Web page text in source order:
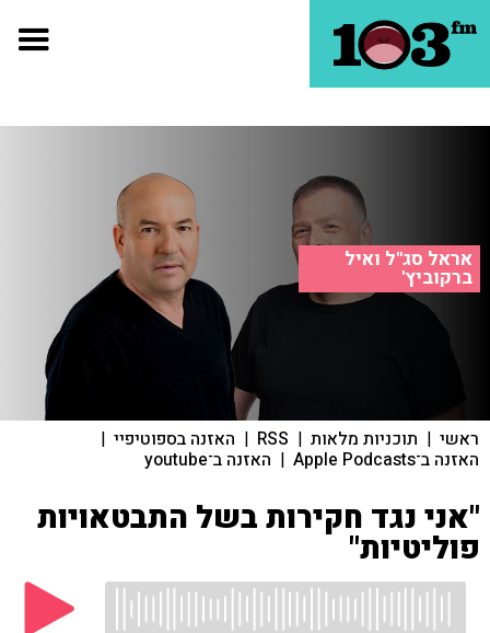
אראל סג"ל ואיל
ברקוביץ'
ראשי | תוכניות מלאות |
RSS
| האזנה בספוטיפיי |
האזנה ב־Apple Podcasts | האזנה ב־youtube
"אני נגד חקירות בשל התבטאויות
פוליטיות"